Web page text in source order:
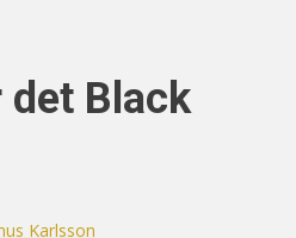
Black
Karlsson